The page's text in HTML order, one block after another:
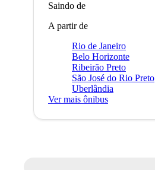
Saindo de
A partir de
Rio de Janeiro
Belo Horizonte
Ribeirão Preto
São José do Rio Preto
Uberlândia
Ver mais ônibus